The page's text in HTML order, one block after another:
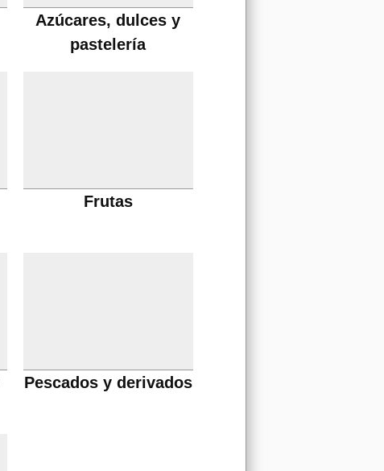
Azúcares, dulces y
pastelería
Frutas
Pescados y derivados